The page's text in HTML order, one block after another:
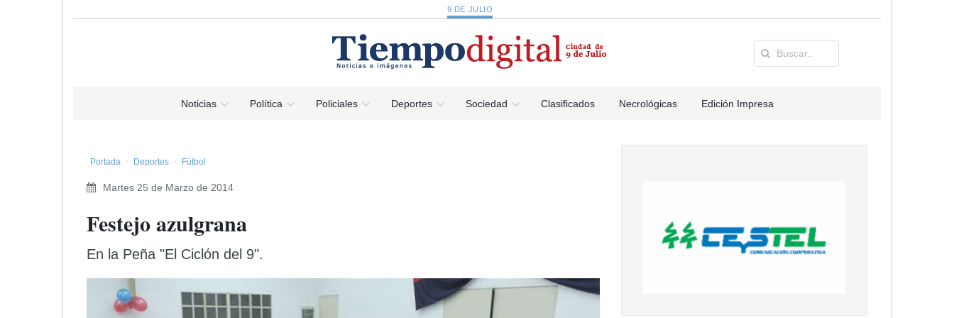
9 DE JULIO
Noticias Política Policiales Deportes Sociedad Clasificados Necrológicas Edición Impresa
Portada Deportes Fútbol
Martes 25 de Marzo de 2014
Festejo azulgrana
En la Peña "El Ciclón del 9".